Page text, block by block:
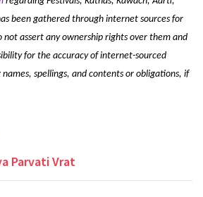
been gathered through internet sources for
not assert any ownership rights over them and
for the accuracy of internet-sourced
spellings, and contents or obligations, if
Parvati Vrat